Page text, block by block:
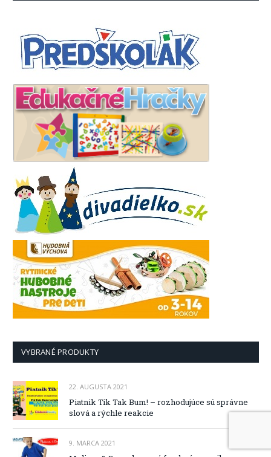
VYBRANÉ PRODUKTY
22. AUGUSTA 2021
Piatnik Tik Tak Bum! – rozhodujúce sú správne
slová a rýchle reakcie
9. MARCA 2021